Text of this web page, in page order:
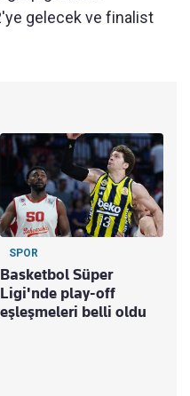
gelecek ve finalist
SPOR
Basketbol Süper
Ligi'nde play-off
eşleşmeleri belli oldu